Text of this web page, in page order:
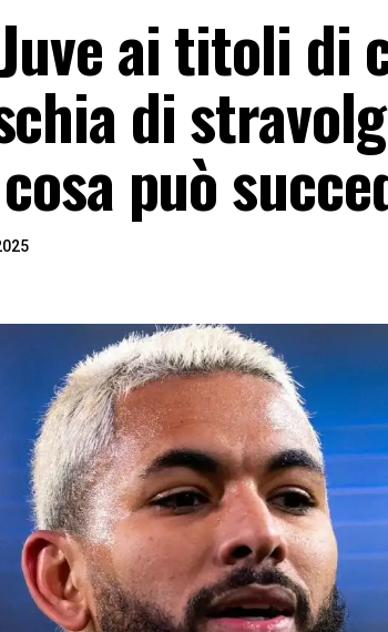
ai titoli di
di
può